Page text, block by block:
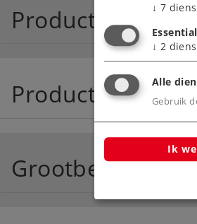
Product
Productinfo
Grootbedrijf
↓ 7
Essential
↓ 2
Alle
Gebruik
Ik